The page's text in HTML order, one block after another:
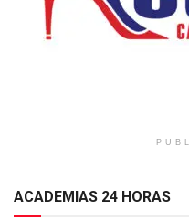
ACADEMIAS 24 HORAS